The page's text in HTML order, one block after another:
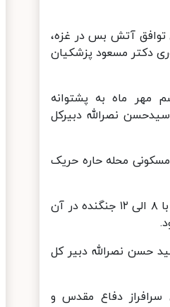
آتش بس در غزه،
جمهوری دکتر مسعود پزشکیان
ماه به پشتوانه
نصرالله دبیرکل
محله حاره حریک
برخی منابع رژیم صهیونیستی اعلام کردند که حمله به ضاحیه جنوبی بیروت با ۸ الی ۱۲ جنگنده در آن
منتشر شد شهادت سید حسن نصرالله دبیر کل
دفاع مقدس و